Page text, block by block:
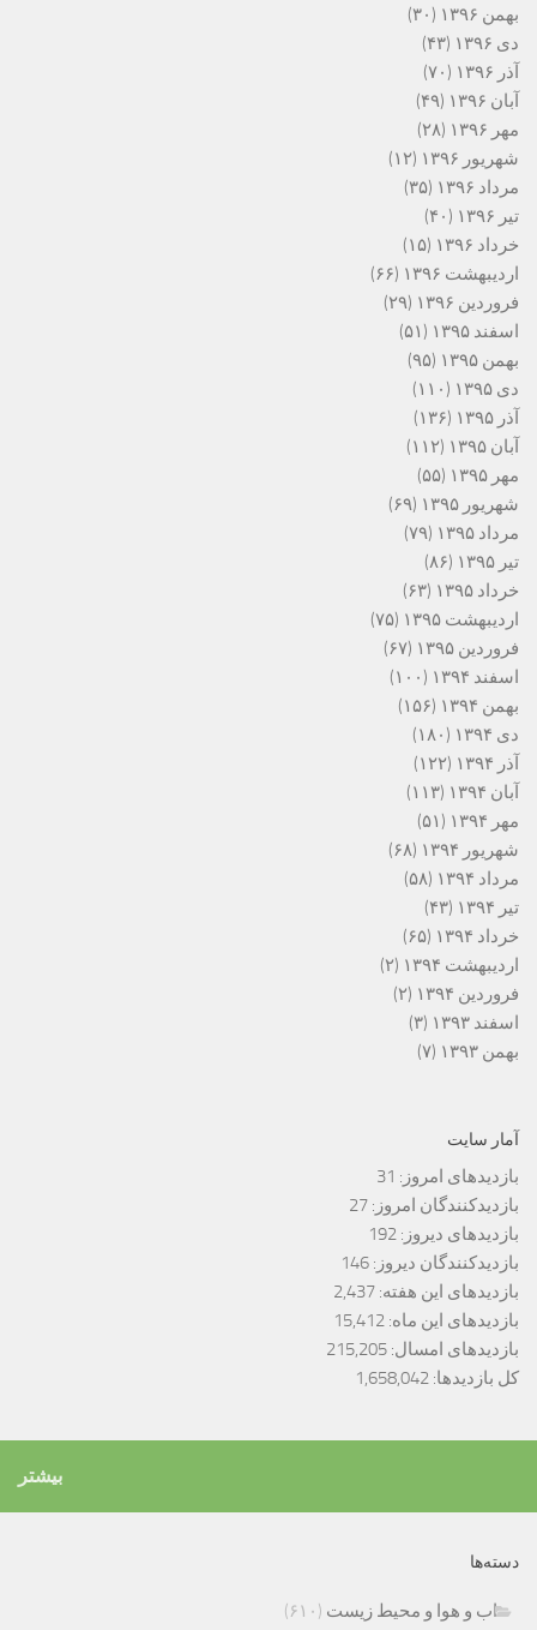
بهمن ۱۳۹۶
(۳۰)
دی ۱۳۹۶
(۴۳)
آذر ۱۳۹۶
(۷۰)
آبان ۱۳۹۶
(۴۹)
مهر ۱۳۹۶
(۲۸)
شهریور ۱۳۹۶
(۱۲)
مرداد ۱۳۹۶
(۳۵)
تیر ۱۳۹۶
(۴۰)
خرداد ۱۳۹۶
(۱۵)
اردیبهشت ۱۳۹۶
(۶۶)
فروردین ۱۳۹۶
(۲۹)
اسفند ۱۳۹۵
(۵۱)
بهمن ۱۳۹۵
(۹۵)
دی ۱۳۹۵
(۱۱۰)
آذر ۱۳۹۵
(۱۳۶)
آبان ۱۳۹۵
(۱۱۲)
مهر ۱۳۹۵
(۵۵)
شهریور ۱۳۹۵
(۶۹)
مرداد ۱۳۹۵
(۷۹)
تیر ۱۳۹۵
(۸۶)
خرداد ۱۳۹۵
(۶۳)
اردیبهشت ۱۳۹۵
(۷۵)
فروردین ۱۳۹۵
(۶۷)
اسفند ۱۳۹۴
(۱۰۰)
بهمن ۱۳۹۴
(۱۵۶)
دی ۱۳۹۴
(۱۸۰)
آذر ۱۳۹۴
(۱۲۲)
آبان ۱۳۹۴
(۱۱۳)
مهر ۱۳۹۴
(۵۱)
شهریور ۱۳۹۴
(۶۸)
مرداد ۱۳۹۴
(۵۸)
تیر ۱۳۹۴
(۴۳)
خرداد ۱۳۹۴
(۶۵)
اردیبهشت ۱۳۹۴
(۲)
فروردین ۱۳۹۴
(۲)
اسفند ۱۳۹۳
(۳)
بهمن ۱۳۹۳
(۷)
آمار سایت
بازدیدهای امروز: 31
بازدیدکنندگان امروز: 27
بازدیدهای دیروز: 192
بازدیدکنندگان دیروز: 146
بازدیدهای این هفته: 2,437
بازدیدهای این ماه: 15,412
بازدیدهای امسال: 215,205
کل بازدیدها: 1,658,042
بیشتر
دسته‌ها
اب و هوا و محیط زیست (۶۱۰)